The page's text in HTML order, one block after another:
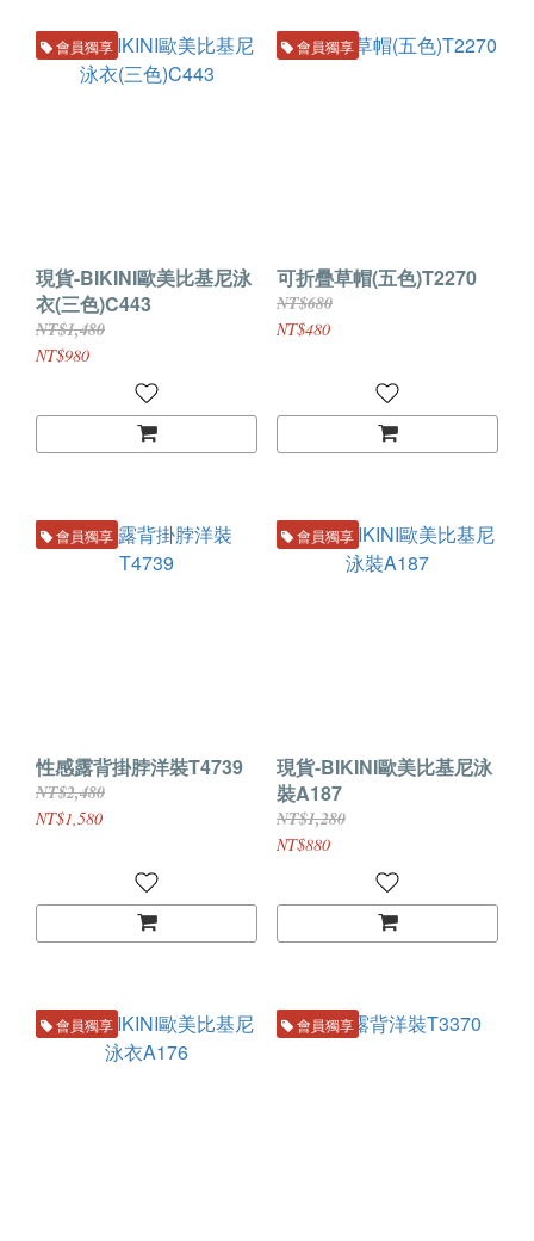
會員獨享
現貨-BIKINI歐美比基尼泳
衣(三色)C443
NT$1,480
NT$980
會員獨享
可折疊草帽(五色)T2270
NT$680
NT$480
會員獨享
性感露背掛脖洋裝T4739
NT$2,480
NT$1,580
會員獨享
現貨-BIKINI歐美比基尼泳
裝A187
NT$1,280
NT$880
會員獨享 會員獨享